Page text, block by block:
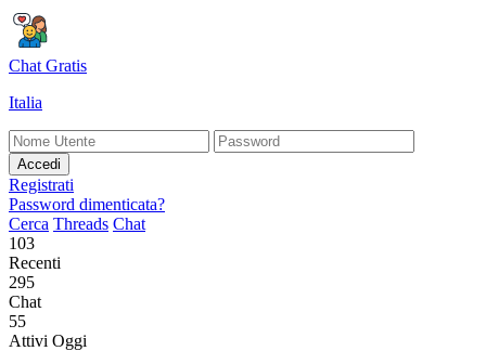
Chat Gratis
Italia
Accedi
Registrati
Password dimenticata?
Cerca Threads Chat
103
Recenti
295
Chat
55
Attivi Oggi